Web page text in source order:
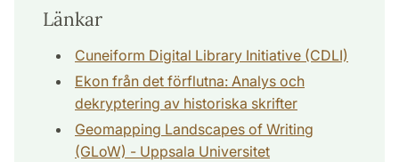
Länkar
Cuneiform Digital Library Initiative (CDLI)
Ekon från det förflutna: Analys och
dekryptering av historiska skrifter
Geomapping Landscapes of Writing
(GLoW) - Uppsala Universitet